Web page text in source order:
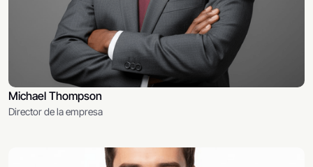
Michael Thompson
Director de la empresa